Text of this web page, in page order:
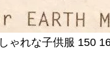
ゃれな子供服 150